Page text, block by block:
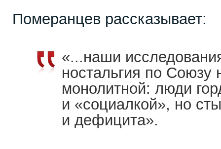
Померанцев рассказывает:
«...наши
ностальгия по Союзу
монолитной: люди
и «социалкой», но
и дефицита».